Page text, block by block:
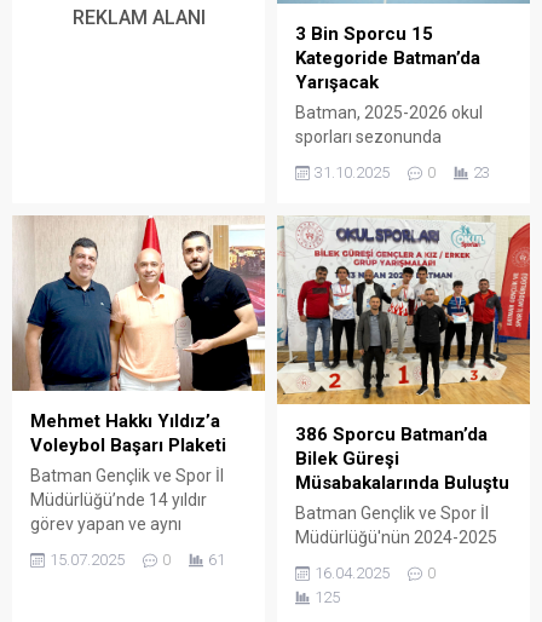
REKLAM ALANI
3 Bin Sporcu 15
Kategoride Batman’da
Yarışacak
Batman, 2025-2026 okul
sporları sezonunda
gelecek sporcuları
31.10.2025 0 23
Mehmet Hakkı Yıldız’a
Voleybol Başarı Plaketi
Batman Gençlik ve Spor İl
Müdürlüğü’nde 14 yıldır
görev yapan ve aynı
Petrolspor’da gönüllü olarak
15.07.2025 0 61
386 Sporcu Batman’da
Bilek Güreşi
Müsabakalarında Buluştu
Batman Gençlik ve Spor İl
Müdürlüğü'nün 2024-2025
Okul Sporları Faaliyet
Programında yer alan
Gençler A kız ve erkek Bilek
16.04.2025
0
125